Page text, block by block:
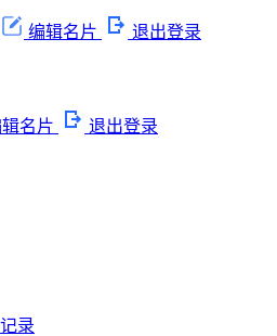
编辑名片 退出登录
名片 退出登录
录